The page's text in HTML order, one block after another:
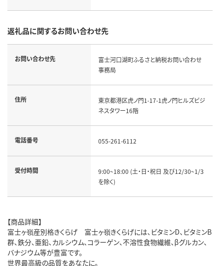
返礼品に関するお問い合わせ先
お問い合わせ先
富士河口湖町ふるさと納税お問い合わせ
事務局
住所
東京都港区虎ノ門1-17-1虎ノ門ヒルズビジ
ネスタワー16階
電話番号 055-261-6112
受付時間
9:00~18:00 (土・日・祝日 及び12/30~1/3
を除く)
【商品詳細】
富士ヶ嶺産別格きくらげ 富士ヶ嶺きくらげには、ビタミンD、ビタミンB
群、鉄分、亜鉛、カルシウム、コラーゲン、不溶性食物繊維、βグルカン、
バナジウム等が豊富です。
世界最高級の品質をあなたに。